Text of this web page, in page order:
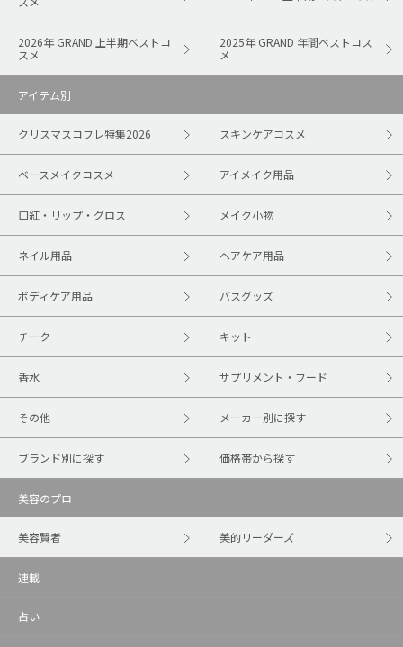
2026年 GRAND 上半期ベストコ
スメ
2025年 GRAND 年間ベストコス
メ
アイテム別
クリスマスコフレ特集2026 スキンケアコスメ
ベースメイクコスメ アイメイク用品
口紅・リップ・グロス メイク小物
ネイル用品 ヘアケア用品
ボディケア用品 バスグッズ
チーク キット
香水 サプリメント・フード
その他 メーカー別に探す
ブランド別に探す 価格帯から探す
美容のプロ
美容賢者 美的リーダーズ
連載
占い